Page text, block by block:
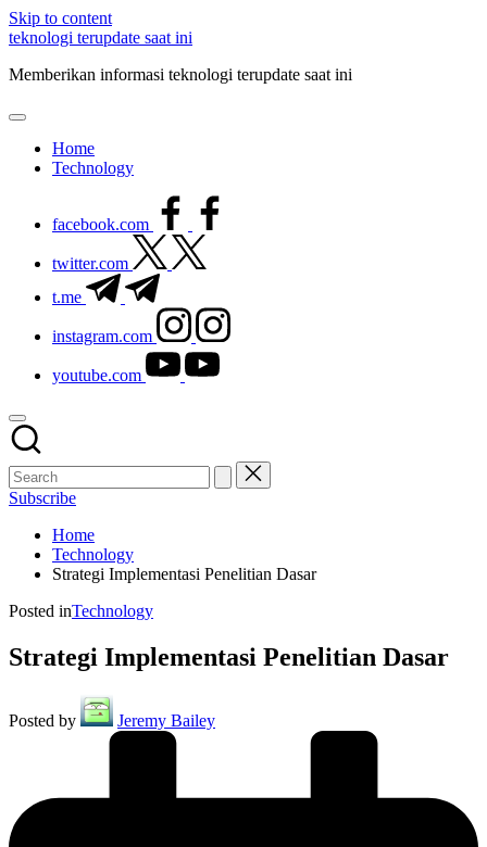
Skip to content
teknologi terupdate saat ini
Memberikan informasi teknologi terupdate saat ini
Home
Technology
facebook.com
twitter.com
t.me
instagram.com
youtube.com
Subscribe
Home
Technology
Strategi Implementasi Penelitian Dasar
Posted inTechnology
Strategi Implementasi Penelitian Dasar
Posted by Jeremy Bailey